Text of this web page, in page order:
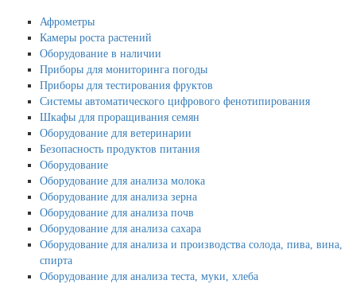
Афрометры
Камеры роста растений
Оборудование в наличии
Приборы для мониторинга погоды
Приборы для тестирования фруктов
Системы автоматического цифрового фенотипирования
Шкафы для проращивания семян
Оборудование для ветеринарии
Безопасность продуктов питания
Оборудование
Оборудование для анализа молока
Оборудование для анализа зерна
Оборудование для анализа почв
Оборудование для анализа сахара
Оборудование для анализа и производства солода, пива, вина,
спирта
Оборудование для анализа теста, муки, хлеба